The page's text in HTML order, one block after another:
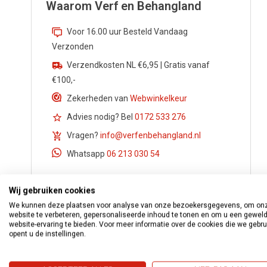
Waarom Verf en Behangland
Voor 16.00 uur Besteld Vandaag
Verzonden
Verzendkosten NL €6,95 | Gratis vanaf
€100,-
Zekerheden van Webwinkelkeur
Advies nodig? Bel 0172 533 276
Vragen? info@verfenbehangland.nl
Whatsapp 06 213 030 54
Wij gebruiken cookies
We kunnen deze plaatsen voor analyse van onze bezoekersgegevens, om
website te verbeteren, gepersonaliseerde inhoud te tonen en om u een
website-ervaring te bieden. Voor meer informatie over de cookies die we
opent u de instellingen.